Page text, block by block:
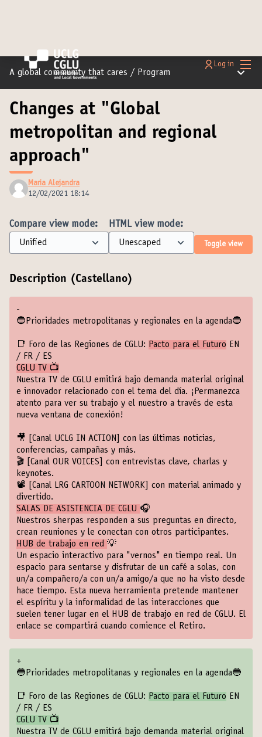
Main
Log in
A global community that cares / Program Main
Changes at "Global
metropolitan and regional
approach"
Maria Alejandra
12/02/2021 18:14
Compare view mode: HTML view mode:
Toggle view
Description (Castellano)
-
🔵Prioridades metropolitanas y regionales en la agenda🔵
📑 Foro de las Regiones de CGLU: Pacto para el Futuro EN
/ FR / ES
CGLU TV 📺
Nuestra TV de CGLU emitirá bajo demanda material original
e innovador relacionado con el tema del día. ¡Permanezca
atento para ver su trabajo y el nuestro a través de esta
nueva ventana de conexión!
🎥 [Canal UCLG IN ACTION]
con las últimas noticias,
conferencias, campañas y más.
🎬
[Canal OUR VOICES]
con entrevistas clave, charlas y
keynotes.
📽️
[Canal LRG CARTOON NETWORK]
con material animado y
divertido.
SALAS DE ASISTENCIA DE CGLU 🎧
Nuestros sherpas responden a sus preguntas en directo,
crean reuniones y le conectan con otros participantes.
HUB de trabajo en red 💡
Un espacio interactivo para "vernos" en tiempo real. Un
espacio para sentarse y disfrutar de un café a solas, con
un/a compañero/a con un/a amigo/a que no ha visto desde
hace tiempo. Esta nueva herramienta pretende mantener
el espíritu y la informalidad de las interacciones que
suelen tener lugar en el HUB de trabajo en red de CGLU. El
enlace se compartirá cuando comience el Retiro.
+
🔵Prioridades metropolitanas y regionales en la agenda🔵
📑 Foro de las Regiones de CGLU: Pacto para el Futuro EN
/ FR / ES
CGLU TV 📺
Nuestra TV de CGLU emitirá bajo demanda material original